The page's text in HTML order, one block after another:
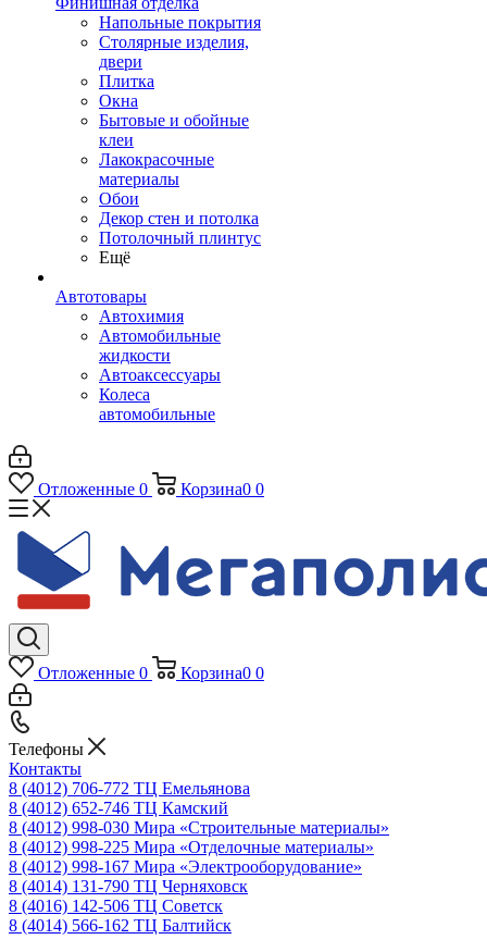
Напольные покрытия
Столярные изделия,
двери
Плитка
Окна
Бытовые и обойные
клеи
Лакокрасочные
материалы
Обои
Декор стен и потолка
Потолочный плинтус
Ещё
Автотовары
Автохимия
Автомобильные
жидкости
Автоаксессуары
Колеса
автомобильные
Отложенные 0 Корзина0 0
Отложенные 0 Корзина0 0
Телефоны
Контакты
8 (4012) 706-772 ТЦ Емельянова
8 (4012) 652-746 ТЦ Камский
8 (4012) 998-030 Мира «Строительные материалы»
8 (4012) 998-225 Мира «Отделочные материалы»
8 (4012) 998-167 Мира «Электрооборудование»
8 (4014) 131-790 ТЦ Черняховск
8 (4016) 142-506 ТЦ Советск
8 (4014) 566-162 ТЦ Балтийск